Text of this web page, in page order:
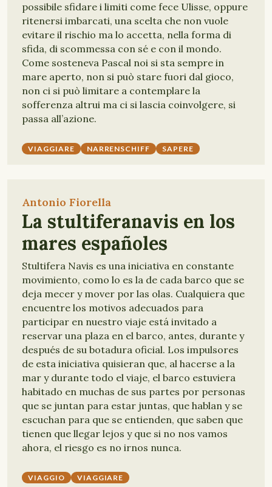
possibile sfidare i limiti come fece Ulisse, oppure
ritenersi imbarcati, una scelta che non vuole
evitare il rischio ma lo accetta, nella forma di
sfida, di scommessa con sé e con il mondo.
Come sosteneva Pascal noi si sta sempre in
mare aperto, non si può stare fuori dal gioco,
non ci si può limitare a contemplare la
sofferenza altrui ma ci si lascia coinvolgere, si
passa all’azione.
VIAGGIARE NARRENSCHIFF SAPERE
Antonio Fiorella
La stultiferanavis en los
mares españoles
Stultifera Navis es una iniciativa en constante
movimiento, como lo es la de cada barco que se
deja mecer y mover por las olas. Cualquiera que
encuentre los motivos adecuados para
participar en nuestro viaje está invitado a
reservar una plaza en el barco, antes, durante y
después de su botadura oficial. Los impulsores
de esta iniciativa quisieran que, al hacerse a la
mar y durante todo el viaje, el barco estuviera
habitado en muchas de sus partes por personas
que se juntan para estar juntas, que hablan y se
escuchan para que se entienden, que saben que
tienen que llegar lejos y que si no nos vamos
ahora, el riesgo es no irnos nunca.
VIAGGIO VIAGGIARE